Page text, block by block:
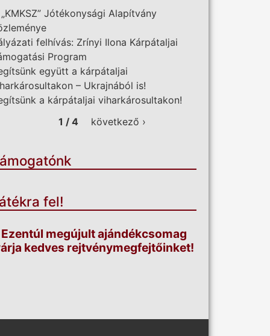
Jótékonysági Alapítvány
felhívás: Zrínyi Ilona Kárpátaljai
Program
együtt a kárpátaljai
– Ukrajnából is!
a kárpátaljai viharkárosultakon!
1 / 4
következő ›
fel!
Ezentúl megújult ajándékcsomag
kedves rejtvénymegfejtőinket!